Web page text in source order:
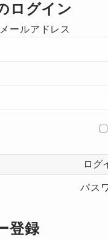
ログイン
ールアドレス
パス
登録